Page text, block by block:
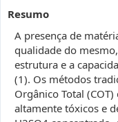
Resumo
A presença de
qualidade do
estrutura e a
(1). Os métodos
Orgânico Total
altamente tóxicos e